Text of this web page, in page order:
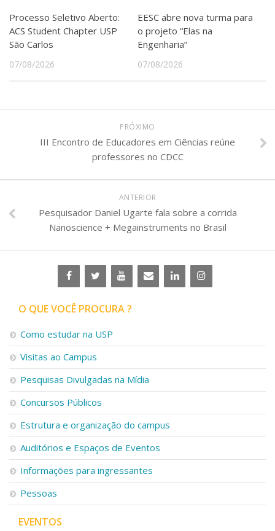
Processo Seletivo Aberto:
ACS Student Chapter USP
São Carlos
07/08/2026
EESC abre nova turma para
o projeto “Elas na
Engenharia”
07/08/2026
PRÓXIMO
III Encontro de Educadores em Ciências reúne
professores no CDCC
ANTERIOR
Pesquisador Daniel Ugarte fala sobre a corrida
Nanoscience + Megainstruments no Brasil
O QUE VOCÊ PROCURA ?
Como estudar na USP
Visitas ao Campus
Pesquisas Divulgadas na Mídia
Concursos Públicos
Estrutura e organização do campus
Auditórios e Espaços de Eventos
Informações para ingressantes
Pessoas
EVENTOS